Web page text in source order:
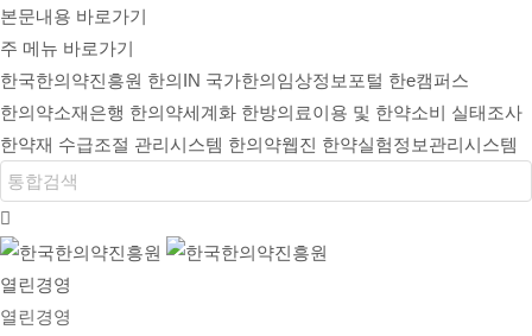
본문내용 바로가기
주 메뉴 바로가기
한국한의약진흥원 한의IN 국가한의임상정보포털 한e캠퍼스
한의약소재은행 한의약세계화 한방의료이용 및 한약소비 실태조사
한약재 수급조절 관리시스템 한의약웹진 한약실험정보관리시스템
열린경영
열린경영